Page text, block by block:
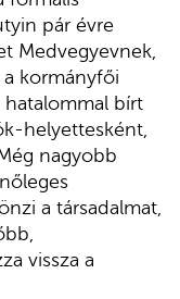
pár évre
Medvegyevnek,
kormányfői
hatalommal bírt
helyettesként,
nagyobb
a társadalmat,
vissza a